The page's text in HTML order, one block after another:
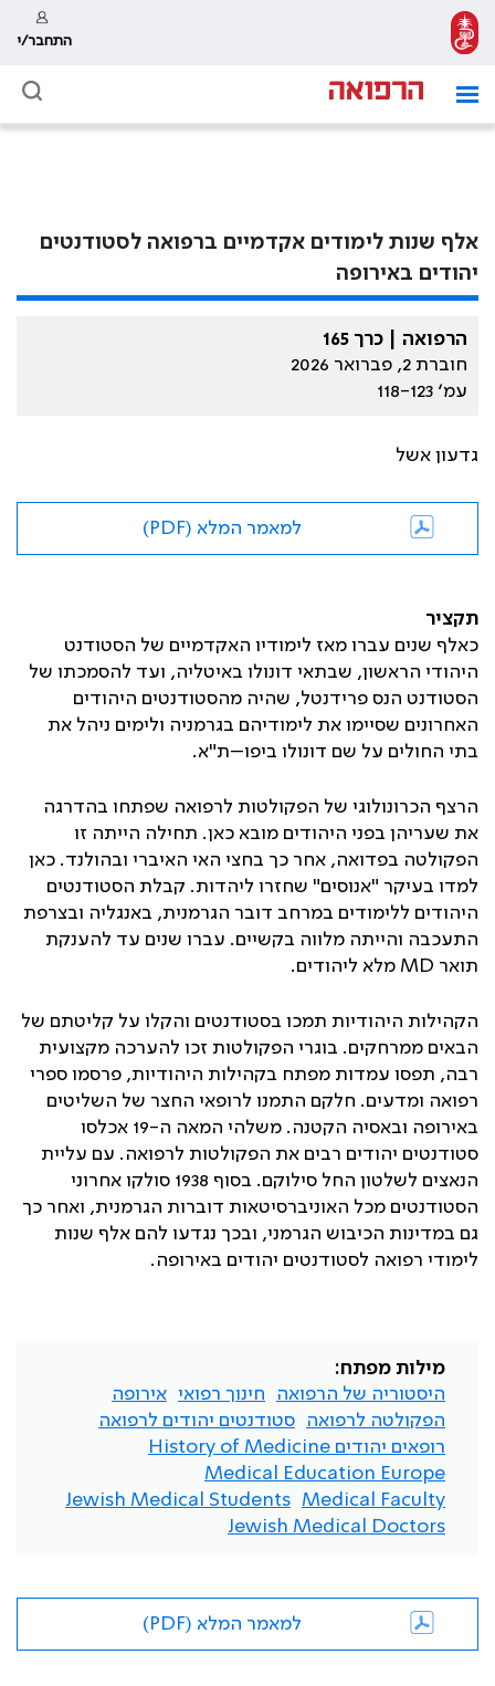
התחבר/י
אלף שנות לימודים אקדמיים ברפואה לסטודנטים
יהודים באירופה
הרפואה | כרך 165
חוברת 2, פברואר 2026
עמ׳ 118-123
גדעון אשל
למאמר המלא (PDF)
תקציר
כאלף שנים עברו מאז לימודיו האקדמיים של הסטודנט
היהודי הראשון, שבתאי דונולו באיטליה, ועד להסמכתו של
הסטודנט הנס פרידנטל, שהיה מהסטודנטים היהודים
האחרונים שסיימו את לימודיהם בגרמניה ולימים ניהל את
בתי החולים על שם דונולו ביפו–ת"א.
הרצף הכרונולוגי של הפקולטות לרפואה שפתחו בהדרגה
את שעריהן בפני היהודים מובא כאן. תחילה הייתה זו
הפקולטה בפדואה, אחר כך בחצי האי האיברי ובהולנד. כאן
למדו בעיקר "אנוסים" שחזרו ליהדות. קבלת הסטודנטים
היהודים ללימודים במרחב דובר הגרמנית, באנגליה ובצרפת
התעכבה והייתה מלווה בקשיים. עברו שנים עד להענקת
תואר
מלא ליהודים.
הקהילות היהודיות תמכו בסטודנטים והקלו על קליטתם של
הבאים ממרחקים. בוגרי הפקולטות זכו להערכה מקצועית
רבה, תפסו עמדות מפתח בקהילות היהודיות, פרסמו ספרי
רפואה ומדעים. חלקם התמנו לרופאי החצר של השליטים
באירופה ובאסיה הקטנה. משלהי המאה ה-19 אכלסו
סטודנטים יהודים רבים את הפקולטות לרפואה. עם עליית
הנאצים לשלטון החל סילוקם. בסוף 1938 סולקו אחרוני
הסטודנטים מכל האוניברסיטאות דוברות הגרמנית, ואחר כך
גם במדינות הכיבוש הגרמני, ובכך נגדעו להם אלף שנות
לימודי רפואה לסטודנטים יהודים באירופה .
מילות מפתח:
היסטוריה של הרפואה
חינוך רפואי אירופה
הפקולטה לרפואה
סטודנטים יהודים לרפואה
רופאים יהודים History of Medicine
Medical Education Europe
Medical Faculty
Jewish Medical Students
Jewish Medical Doctors
למאמר המלא (PDF)